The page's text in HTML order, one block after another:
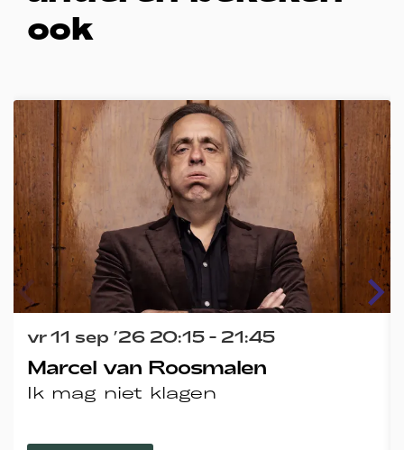
ook
Marcel van Roosmalen
Ik mag niet klagen
vr 11 sep ’26 20:15 - 21:45